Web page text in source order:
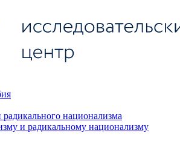
национализма
и радикальному национализму